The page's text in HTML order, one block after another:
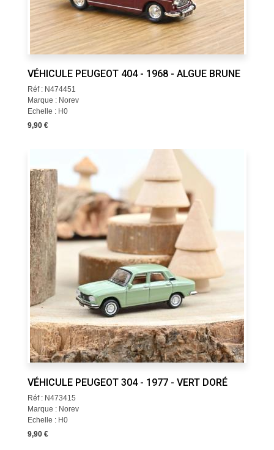
VÉHICULE PEUGEOT 404 - 1968 - ALGUE BRUNE
Réf : N474451
Marque : Norev
Echelle : H0
9,90 €
VÉHICULE PEUGEOT 304 - 1977 - VERT DORÉ
Réf : N473415
Marque : Norev
Echelle : H0
9,90 €